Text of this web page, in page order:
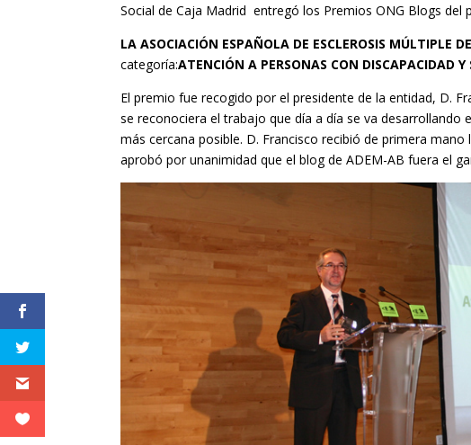
Social de Caja Madrid entregó los Premios ONG Blogs del
LA ASOCIACIÓN ESPAÑOLA DE ESCLEROSIS MÚLTIPLE
categoría:ATENCIÓN A PERSONAS CON DISCAPACIDAD Y
El premio fue recogido por el presidente de la entidad, D.
se reconociera el trabajo que día a día se va
más cercana posible. D. Francisco recibió de primera
aprobó por unanimidad que el blog de ADEM-AB fuera el